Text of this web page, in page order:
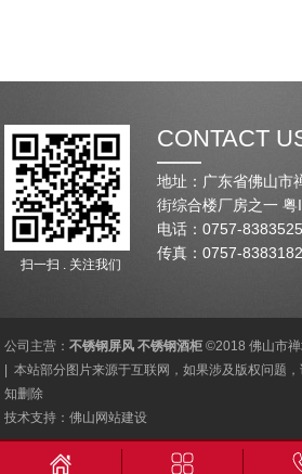
扫一扫 . 关注我们
CONTACT
地址：广东省佛山市
街综合楼厂房之一 粤
电话：0757-
传真：0757-
公司主营：不锈钢屏风 不锈钢酒柜 ©2018 佛山市
| 本站部分图片来源于互联网，如果涉及版权问题
知删除
技术支持：佛山网站建设